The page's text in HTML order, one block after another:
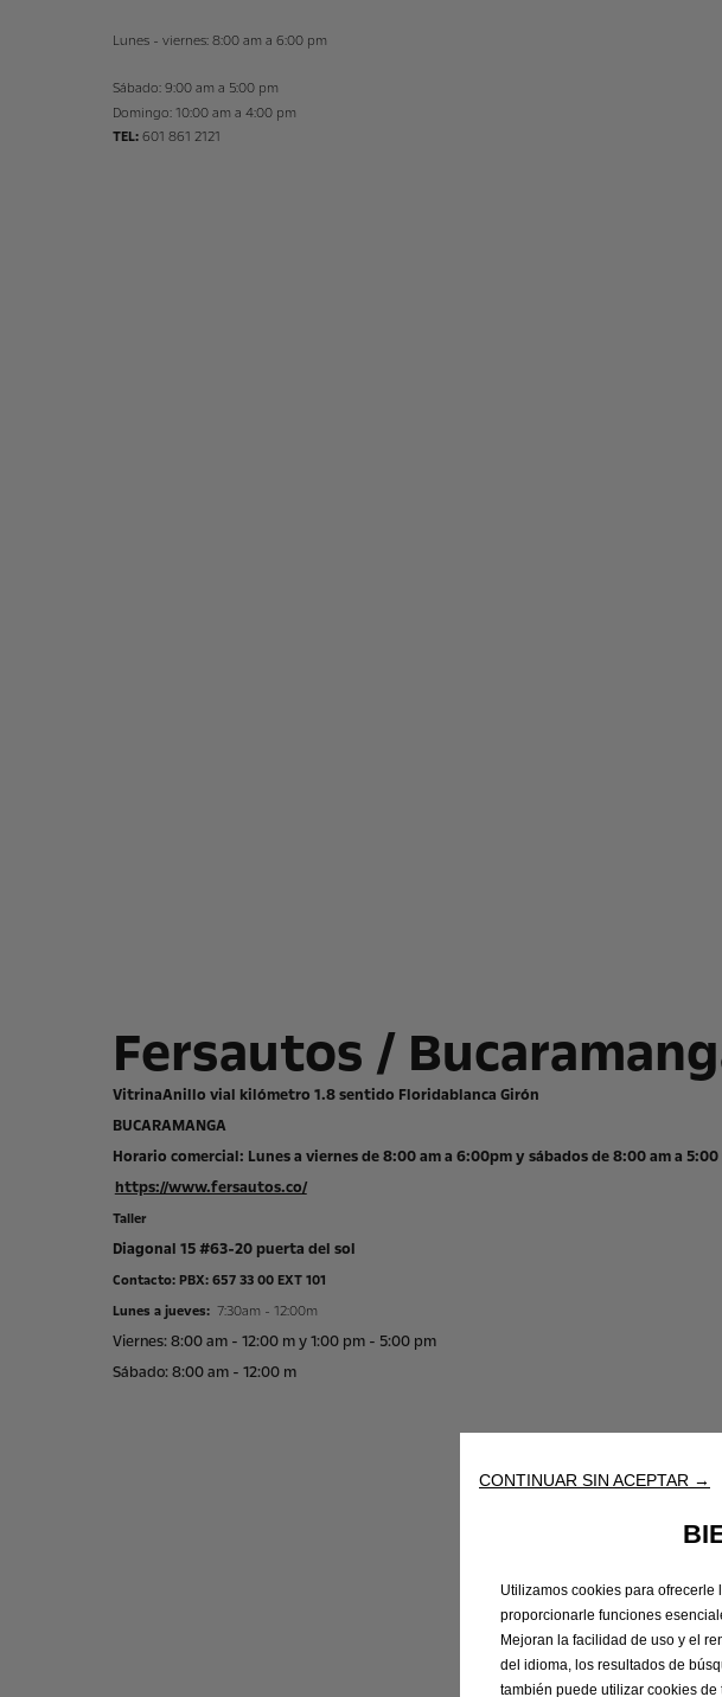
Lunes - viernes: 8:00 am a 6:00 pm
Sábado: 9:00 am a 5:00 pm
Domingo: 10:00 am a 4:00 pm
TEL: 601 861 2121
Fersautos /
VitrinaAnillo vial kilómetro 1.8 sentido Floridablanca Girón
BUCARAMANGA
Horario comercial: Lunes a viernes de 8:00 am a 6:00pm y sábados de 8:00 am a 5:00
https://www.fersautos.co/
Taller
Diagonal 15 #63-20 puerta del sol
Contacto: PBX: 657 33 00 EXT 101
Lunes a jueves: 7:30am - 12:00m
Viernes: 8:00 am - 12:00 m y 1:00 pm - 5:00 pm
Sábado: 8:00 am - 12:00 m
CONTINUAR SIN ACEPTAR →
Utilizamos cookies para
proporcionarle funciones
Mejoran la facilidad de uso y el
del idioma, los resultados de
también puede utilizar cookies